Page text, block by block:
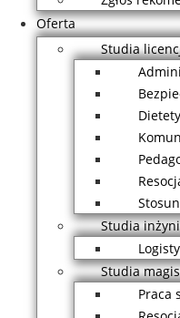
Oferta
Studia
Studia
Studia
Praca